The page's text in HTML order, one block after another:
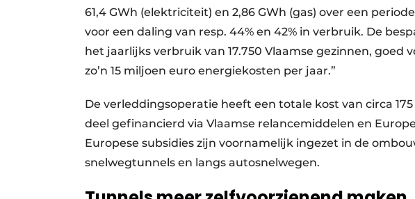
61,4 GWh (elektriciteit) en 2,86 GWh (gas) over een
voor een daling van resp. 44% en 42% in verbruik. De
het jaarlijks verbruik van 17.750 Vlaamse gezinnen, goed
zo’n 15 miljoen euro energiekosten per jaar.”
De verleddingsoperatie heeft een totale kost van circa
deel gefinancierd via Vlaamse relancemiddelen en
Europese subsidies zijn voornamelijk ingezet in de
snelwegtunnels en langs autosnelwegen.